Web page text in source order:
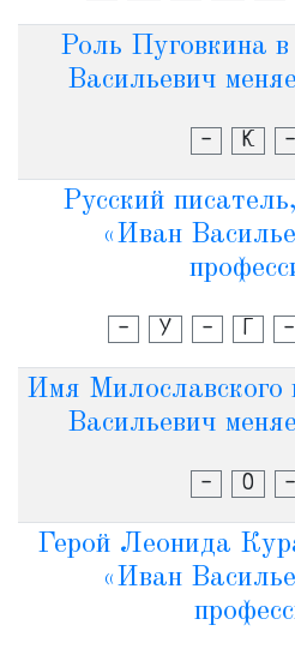
Роль Пуговкина
Васильевич
- К -
Русский
«Иван
- У - Г -
Имя
Васильевич
- О -
Герой Леонида
«Иван